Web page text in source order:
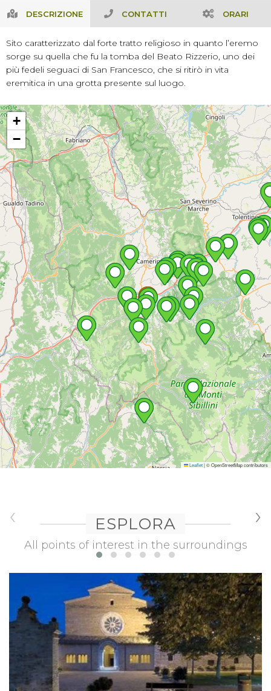
DESCRIZIONE CONTATTI ORARI
Sito caratterizzato dal forte tratto religioso in quanto l’eremo
sorge su quella che fu la tomba del Beato Rizzerio, uno dei
più fedeli seguaci di San Francesco, che si ritirò in vita
eremitica in una grotta presente sul luogo.
+
−
Leaflet|© OpenStreetMap contributors
ESPLORA
All points of interest in the surroundings
‹ ›